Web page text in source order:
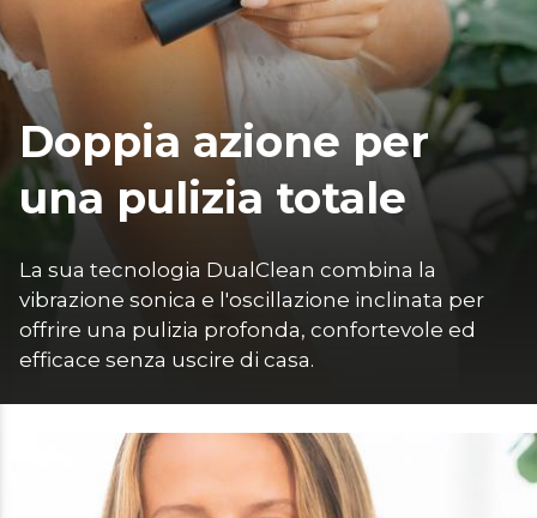
Doppia azione per
una pulizia totale
La sua tecnologia DualClean combina la
vibrazione sonica e l'oscillazione inclinata per
offrire una pulizia profonda, confortevole ed
efficace senza uscire di casa.